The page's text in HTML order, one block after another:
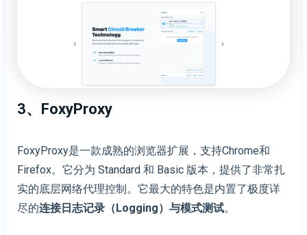
3、FoxyProxy
FoxyProxy是一款成熟的浏览器扩展，支持Chrome和
Firefox。它分为 Standard 和 Basic 版本，提供了非常扎
实的底层网络代理控制。它最大的特色是内置了极度详
尽的连接日志记录（Logging）与模式测试。